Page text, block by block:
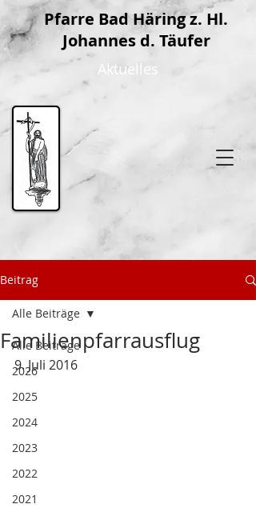
Pfarre Bad Häring z. Hl.
Johannes d. Täufer
Aktuelles
Beitrag
Alle Beiträge
2026
2025
2024
2023
2022
2021
Alle Beiträge
Familienpfarrausflug
9. Juli 2016